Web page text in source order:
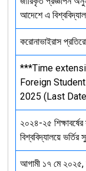
আদেশে এ
করোনাভাইরাস
***Time
Foreign
2025 (Last
২০২৪-২৫
বিশ্ববিদ্যালয়ে
আগামী ১৭ মে ২০২৫,